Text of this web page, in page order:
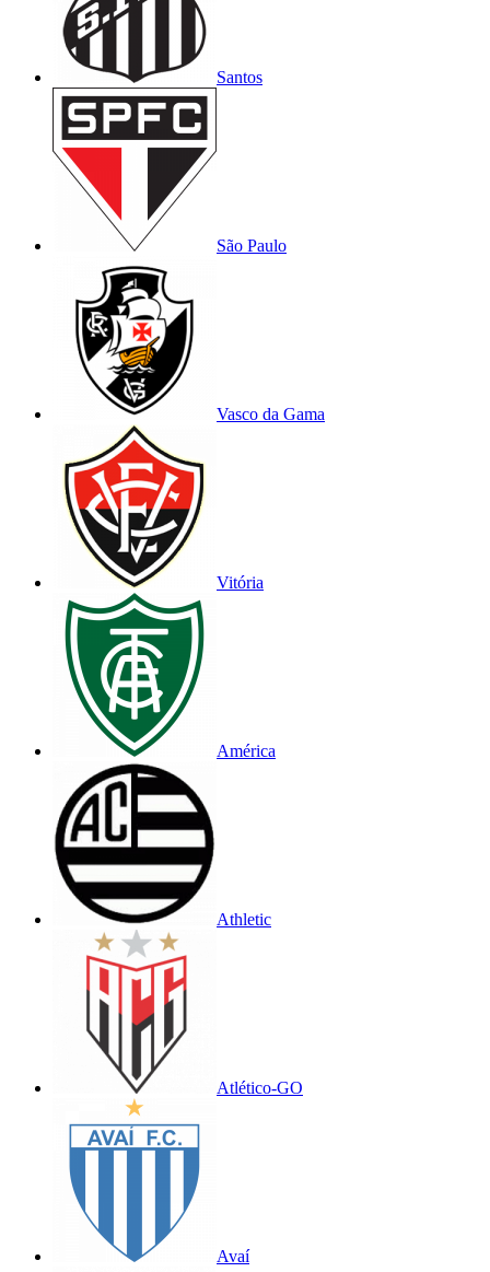
Santos
São Paulo
Vasco da Gama
Vitória
América
Athletic
Atlético-GO
Avaí